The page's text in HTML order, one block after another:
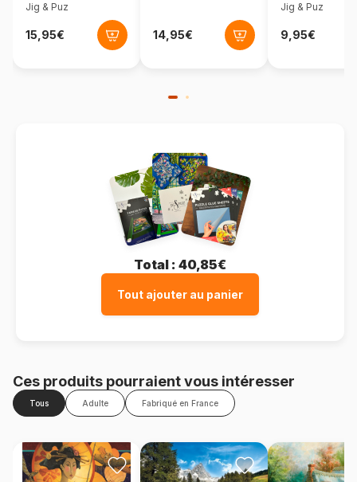
pièces
Jig & Puz Jig & Puz
Total : 40,85€
Tout ajouter au panier
Ces produits pourraient vous intéresser
Tous Adulte Fabriqué en France